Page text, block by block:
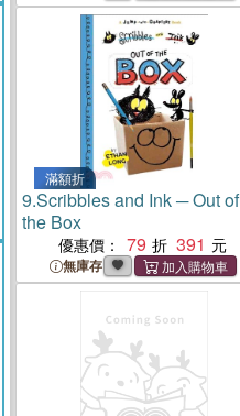
滿額折
9.Scribbles and Ink ─ Out of
the Box
優惠價： 79 391
無庫存